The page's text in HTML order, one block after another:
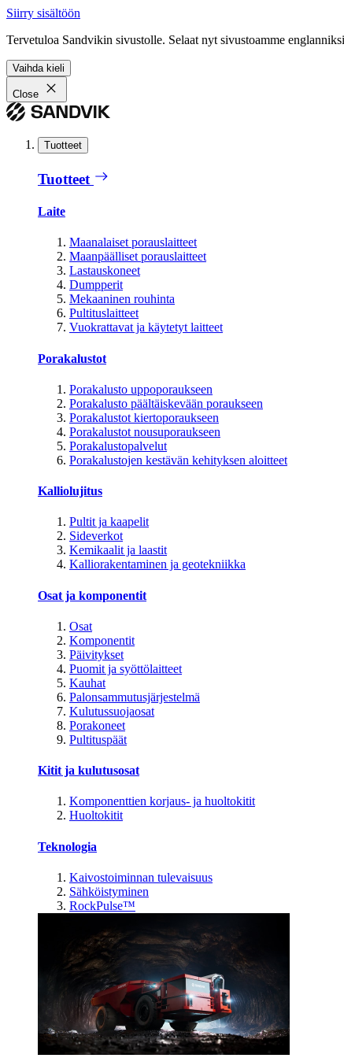
Siirry sisältöön
Tervetuloa Sandvikin sivustolle. Selaat nyt sivustoamme
Vaihda kieli
Close
Tuotteet
Tuotteet
Laite
Maanalaiset porauslaitteet
Maanpäälliset porauslaitteet
Lastauskoneet
Dumpperit
Mekaaninen rouhinta
Pultituslaitteet
Vuokrattavat ja käytetyt laitteet
Porakalustot
Porakalusto uppoporaukseen
Porakalusto päältäiskevään poraukseen
Porakalustot kiertoporaukseen
Porakalustot nousuporaukseen
Porakalustopalvelut
Porakalustojen kestävän kehityksen aloitteet
Kalliolujitus
Pultit ja kaapelit
Sideverkot
Kemikaalit ja laastit
Kalliorakentaminen ja geotekniikka
Osat ja komponentit
Osat
Komponentit
Päivitykset
Puomit ja syöttölaitteet
Kauhat
Palonsammutusjärjestelmä
Kulutussuojaosat
Porakoneet
Pultituspäät
Kitit ja kulutusosat
Komponenttien korjaus- ja huoltokitit
Huoltokitit
Teknologia
Kaivostoiminnan tulevaisuus
Sähköistyminen
RockPulse™